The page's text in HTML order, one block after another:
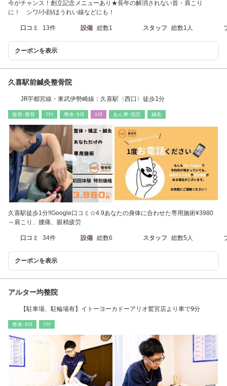
今がチャンス！創立記念メニューあり★長年の解消されない首・肩こり
に！ シワ/小顔/ほうれい線などにも！
口コミ 13件 設備 総数1 スタッフ 総数1人
クーポンを表示
久喜駅前鍼灸整骨院
JR宇都宮線・東武伊勢崎線：久喜駅〈西口〉徒歩1分
接骨･整骨 ﾘﾗｸ 整体･ｶｲﾛ ｴｽﾃ あん摩･指圧 鍼灸
久喜駅徒歩1分!!Google口コミ☆4.9あなたの身体に合わせた専用施術¥3980
～肩こり、腰痛、眼精疲労
口コミ 34件 設備 総数6 スタッフ 総数5人
クーポンを表示
アルター均整院
【駐車場、駐輪場有】イトーヨーカドーアリオ鷲宮店より車で9分
整体･ｶｲﾛ ﾘﾗｸ